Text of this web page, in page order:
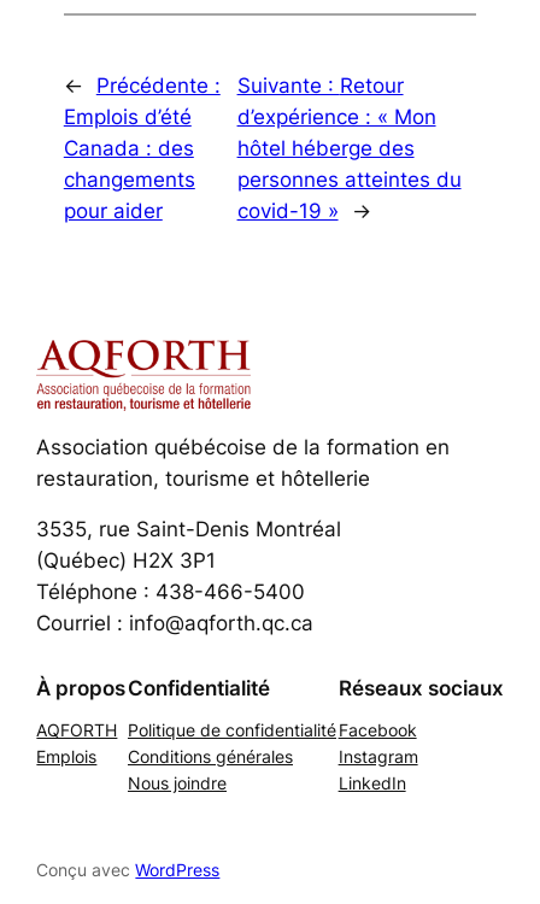
←
Précédente :
Emplois d’été
Canada : des
changements
pour aider
Suivante : Retour
d’expérience : « Mon
hôtel héberge des
personnes atteintes du
covid-19 »
→
Association québécoise de la formation en
restauration, tourisme et hôtellerie
3535, rue Saint-Denis Montréal
(Québec) H2X 3P1
Téléphone : 438-466-5400
Courriel : info@aqforth.qc.ca
À propos
AQFORTH
Emplois
Confidentialité
Politique de confidentialité
Conditions générales
Nous joindre
Réseaux sociaux
Facebook
Instagram
LinkedIn
Conçu avecWordPress